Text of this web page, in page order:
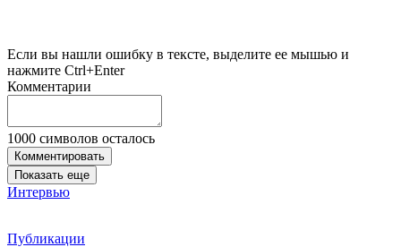
Если вы нашли ошибку в тексте, выделите ее мышью и
нажмите Ctrl+Enter
Комментарии
1000 символов осталось
Комментировать
Показать еще
Интервью
Публикации